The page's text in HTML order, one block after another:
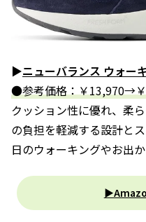
▶ニューバランス ウォー
●参考価格：￥13,970→
クッション性に優れ、柔
の負担を軽減する設計と
日のウォーキングやお出